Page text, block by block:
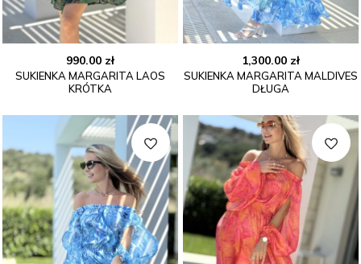
990.00 zł
SUKIENKA MARGARITA LAOS
KRÓTKA
1,300.00 zł
SUKIENKA MARGARITA MALDIVES
DŁUGA